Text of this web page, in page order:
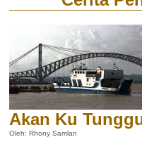
Akan Ku
Oleh: Rhony Samlan